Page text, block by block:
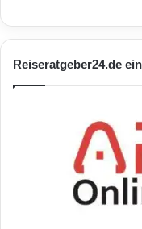
Reiseratgeber24.de